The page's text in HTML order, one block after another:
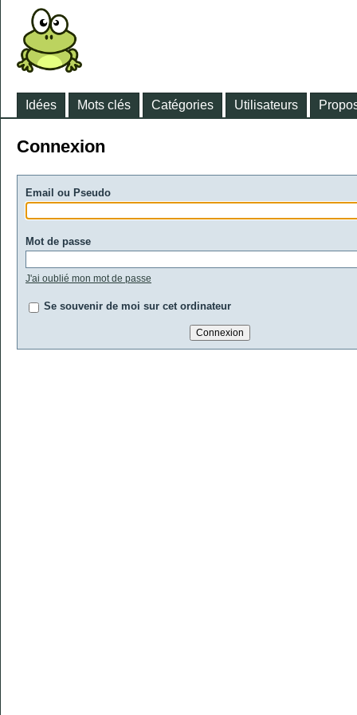
Idées Mots clés Catégories Utilisateurs
Connexion
Email ou Pseudo
Mot de passe
J'ai oublié mon mot de passe
Se souvenir de moi sur cet ordinateur